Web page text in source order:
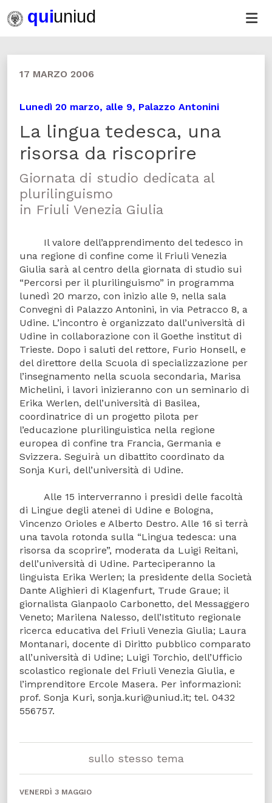
17 MARZO 2006
Lunedì 20 marzo, alle 9, Palazzo Antonini
La lingua tedesca, una
risorsa da riscoprire
Giornata di studio dedicata al
plurilinguismo
in Friuli Venezia Giulia
Il valore dell’apprendimento del tedesco in
una regione di confine come il Friuli Venezia
Giulia sarà al centro della giornata di studio sui
“Percorsi per il plurilinguismo” in programma
lunedì 20 marzo, con inizio alle 9, nella sala
Convegni di Palazzo Antonini, in via Petracco 8, a
Udine. L’incontro è organizzato dall’università di
Udine in collaborazione con il Goethe institut di
Trieste. Dopo i saluti del rettore, Furio Honsell, e
del direttore della Scuola di specializzazione per
l’insegnamento nella scuola secondaria, Marisa
Michelini, i lavori inizieranno con un seminario di
Erika Werlen, dell’università di Basilea,
coordinatrice di un progetto pilota per
l’educazione plurilinguistica nella regione
europea di confine tra Francia, Germania e
Svizzera. Seguirà un dibattito coordinato da
Sonja Kuri, dell’università di Udine.
Alle 15 interverranno i presidi delle facoltà
di Lingue degli atenei di Udine e Bologna,
Vincenzo Orioles e Alberto Destro. Alle 16 si terrà
una tavola rotonda sulla “Lingua tedesca: una
risorsa da scoprire”, moderata da Luigi Reitani,
dell’università di Udine. Parteciperanno la
linguista Erika Werlen; la presidente della Società
Dante Alighieri di Klagenfurt, Trude Graue; il
giornalista Gianpaolo Carbonetto, del Messaggero
Veneto; Marilena Nalesso, dell’Istituto regionale
ricerca educativa del Friuli Venezia Giulia; Laura
Montanari, docente di Diritto pubblico comparato
all’università di Udine; Luigi Torchio, dell’Ufficio
scolastico regionale del Friuli Venezia Giulia, e
l’imprenditore Ercole Masera. Per informazioni:
prof. Sonja Kuri, sonja.kuri@uniud.it; tel. 0432
556757.
sullo stesso tema
VENERDÌ 3 MAGGIO